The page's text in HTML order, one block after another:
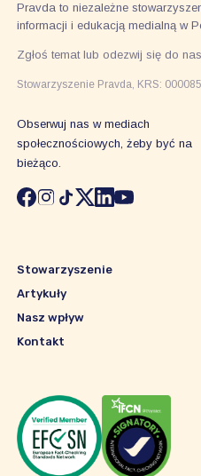
Pravda to niezależne
informacji i edukacją medialną w
Zgłoś temat lub odezwij się do
Stowarzyszenie Pravda, KRS:
Obserwuj nas w mediach
społecznościowych, żeby być na
bieżąco.
Stowarzyszenie
Artykuły
Nasz wpływ
Kontakt